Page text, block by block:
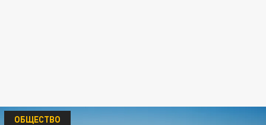
ОБЩЕСТВО